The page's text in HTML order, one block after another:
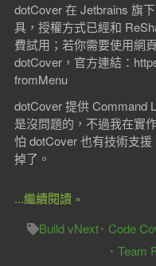
dotCover 在 Jetbrains 旗
具，授權方式已經和
費試用；若你需要使用網
dotCover，官方連結：
fromMenu
dotCover 提供 Command
是沒問題的，不過我在實
怕 dotCover 也有技術支
掉了。
...繼續閱讀 »
Build vNext
Code
Team